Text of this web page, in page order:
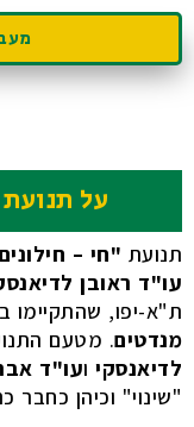
על
תנועת "חי –
עו"ד ראובן
ת"א-יפו, שהתקיימו
מנדטים. מטעם
לדיאנסקי ועו"ד
"שינוי" וכיהן כחבר